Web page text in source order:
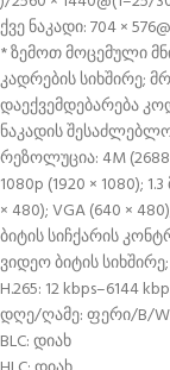
ქვე ნაკადი: 704 ×
* ზემოთ მოცემული
კადრების სიხშირე;
დაექვემდებარება
ნაკადის
რეზოლუცია: 4M (2688
1080p (1920 × 1080);
× 480); VGA (640 ×
ბიტის სიჩქარის
ვიდეო ბიტის სიხშირე;
H.265: 12 kbps–6144
დღე/ღამე: ფერი/B/W
BLC: დიახ